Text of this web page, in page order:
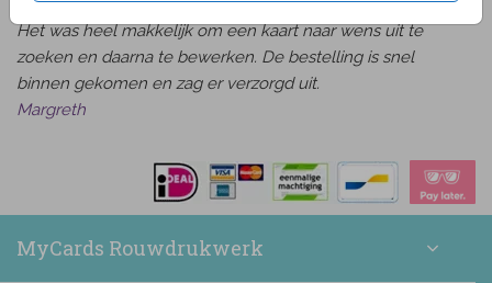
Het was heel makkelijk om een kaart naar wens uit te
zoeken en daarna te bewerken. De bestelling is snel
binnen gekomen en zag er verzorgd uit.
Margreth
MyCards Rouwdrukwerk